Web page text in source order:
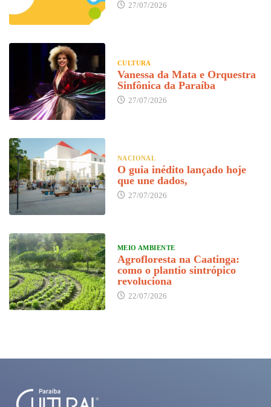
27/07/2026
CULTURA
Vanessa da Mata e Orquestra
Sinfônica da Paraíba
27/07/2026
NACIONAL
O guia inédito lançado hoje
que une dados,
27/07/2026
MEIO AMBIENTE
Agrofloresta na Caatinga:
como o plantio sintrópico
revoluciona
22/07/2026